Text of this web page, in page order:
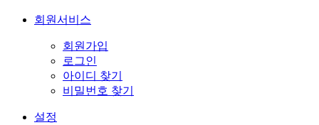
회원서비스
회원가입
로그인
아이디 찾기
비밀번호 찾기
설정